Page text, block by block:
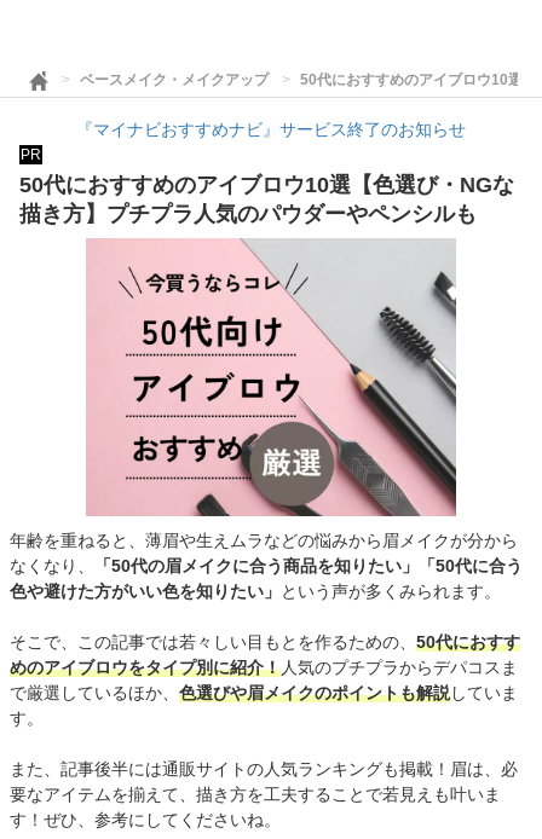
ベースメイク・メイクアップ 50代におすすめのアイブロウ10選
『マイナビおすすめナビ』サービス終了のお知らせ
PR
50代におすすめのアイブロウ10選【色選び・NGな
描き方】プチプラ人気のパウダーやペンシルも
年齢を重ねると、薄眉や生えムラなどの悩みから眉メイクが分から
なくなり、
「50代の眉メイクに合う商品を知りたい」「50代に合う
色や避けた方がいい色を知りたい」 という声が多くみられます。
そこで、この記事では若々しい目もとを作るための、 50代におすす
めのアイブロウをタイプ別に紹介！人気のプチプラからデパコスま
で厳選しているほか、 色選びや眉メイクのポイントも解説していま
す。
また、記事後半には通販サイトの人気ランキングも掲載！眉は、必
要なアイテムを揃えて、描き方を工夫することで若見えも叶いま
す！ぜひ、参考にしてくださいね。